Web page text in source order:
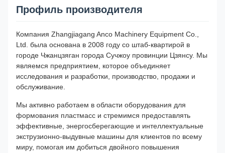
Профиль производителя
Компания Zhangjiagang Anco Machinery Equipment Co.,
Ltd. была основана в 2008 году со штаб-квартирой в
городе Чжанцзяган города Сучжоу провинции Цзянсу. Мы
являемся предприятием, которое объединяет
исследования и разработки, производство, продажи и
обслуживание.
Мы активно работаем в области оборудования для
формования пластмасс и стремимся предоставлять
эффективные, энергосберегающие и интеллектуальные
экструзионно-выдувные машины для клиентов по всему
миру, помогая им добиться двойного повышения